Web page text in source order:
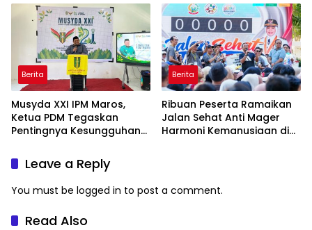
Taiwan
Berita
Musyda XXI IPM Maros,
Ketua PDM Tegaskan
Pentingnya Kesungguhan
Berita
Ribuan Peserta Ramaikan
Jalan Sehat Anti Mager
Harmoni Kemanusiaan di
Leave a Reply
You must be logged in to post a comment.
Read Also